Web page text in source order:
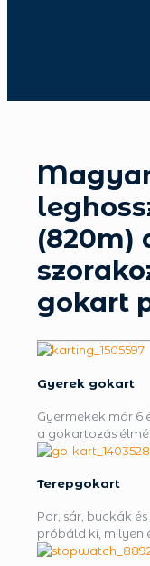
(820m)
gokart
Gyerek gokart
Gyermekek már 6
a gokartozás
Terepgokart
Por, sár, buckák
próbáld ki, milyen